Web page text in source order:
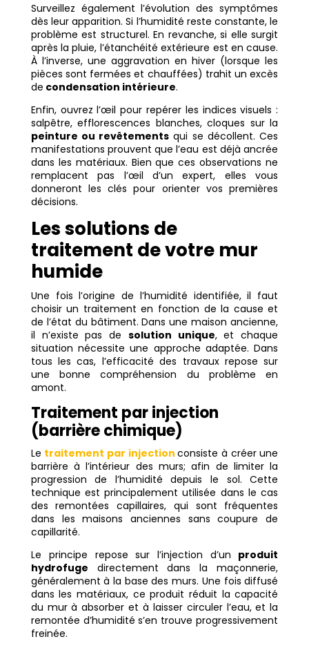
Surveillez également l’évolution des symptômes
dès leur apparition. Si l’humidité reste constante, le
problème est structurel. En revanche, si elle surgit
après la pluie, l’étanchéité extérieure est en cause.
À l’inverse, une aggravation en hiver (lorsque les
pièces sont fermées et chauffées) trahit un excès
de condensation intérieure.
Enfin, ouvrez l’œil pour repérer les indices visuels :
salpêtre, efflorescences blanches, cloques sur la
peinture ou revêtements qui se décollent. Ces
manifestations prouvent que l’eau est déjà ancrée
dans les matériaux. Bien que ces observations ne
remplacent pas l’œil d’un expert, elles vous
donneront les clés pour orienter vos premières
décisions.
Les solutions de
traitement de votre mur
humide
Une fois l’origine de l’humidité identifiée, il faut
choisir un traitement en fonction de la cause et
de l’état du bâtiment. Dans une maison ancienne,
il n’existe pas de solution unique, et chaque
situation nécessite une approche adaptée. Dans
tous les cas, l’efficacité des travaux repose sur
une bonne compréhension du problème en
amont.
Traitement par injection
(barrière chimique)
Le traitement par injectionconsiste à créer une
barrière à l’intérieur des murs; afin de limiter la
progression de l’humidité depuis le sol. Cette
technique est principalement utilisée dans le cas
des remontées capillaires, qui sont fréquentes
dans les maisons anciennes sans coupure de
capillarité.
Le principe repose sur l’injection d’un produit
hydrofuge directement dans la maçonnerie,
généralement à la base des murs. Une fois diffusé
dans les matériaux, ce produit réduit la capacité
du mur à absorber et à laisser circuler l’eau, et la
remontée d’humidité s’en trouve progressivement
freinée.